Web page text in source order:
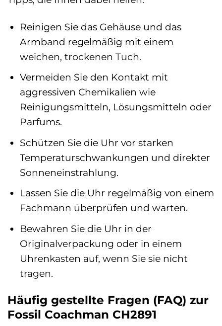
Reinigen Sie das Gehäuse und das
Armband regelmäßig mit einem
weichen, trockenen Tuch.
Vermeiden Sie den Kontakt mit
aggressiven Chemikalien wie
Reinigungsmitteln, Lösungsmitteln oder
Parfums.
Schützen Sie die Uhr vor starken
Temperaturschwankungen und direkter
Sonneneinstrahlung.
Lassen Sie die Uhr regelmäßig von einem
Fachmann überprüfen und warten.
Bewahren Sie die Uhr in der
Originalverpackung oder in einem
Uhrenkasten auf, wenn Sie sie nicht
tragen.
Häufig gestellte Fragen (FAQ) zur
Fossil Coachman CH2891